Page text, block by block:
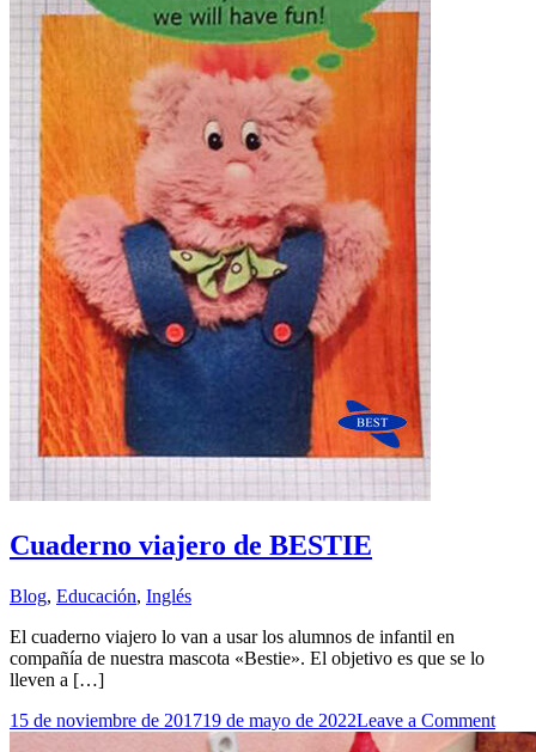
Cuaderno viajero de BESTIE
Blog, Educación, Inglés
El cuaderno viajero lo van a usar los alumnos de infantil en
compañía de nuestra mascota «Bestie». El objetivo es que se lo
lleven a […]
15 de noviembre de 201719 de mayo de 2022Leave a Commenton